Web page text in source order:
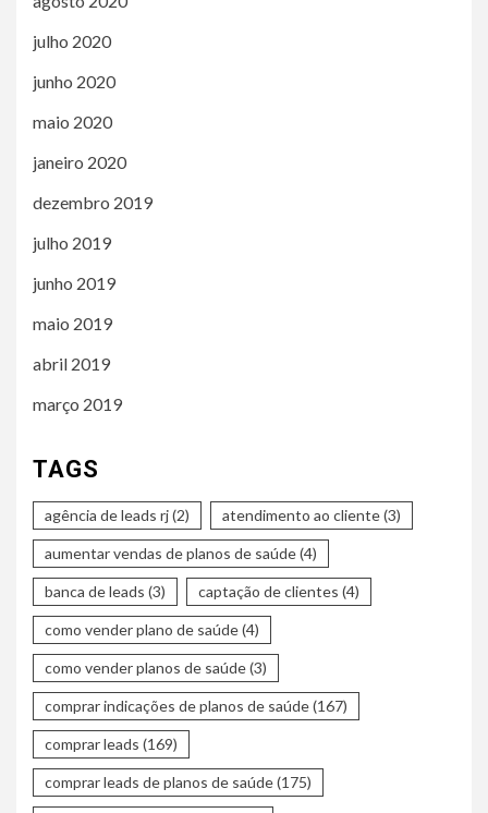
julho 2020
junho 2020
maio 2020
janeiro 2020
dezembro 2019
julho 2019
junho 2019
maio 2019
abril 2019
março 2019
TAGS
agência de leads rj(2) atendimento ao cliente(3)
aumentar vendas de planos de saúde(4)
banca de leads (3) captação de clientes (4)
como vender plano de saúde(4)
como vender planos de saúde(3)
comprar indicações de planos de saúde(167)
comprar leads (169)
comprar leads de planos de saúde(175)